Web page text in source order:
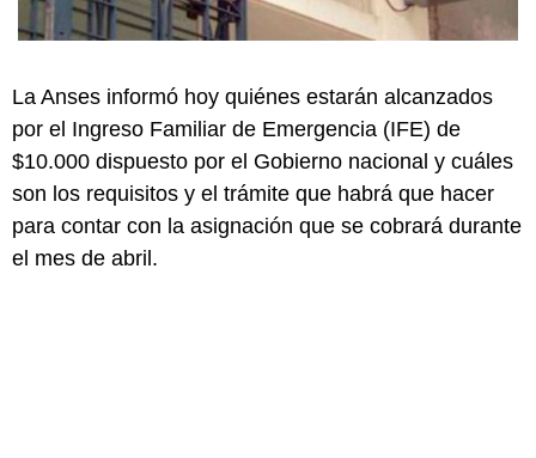
La Anses informó hoy quiénes estarán alcanzados
por el Ingreso Familiar de Emergencia (IFE) de
$10.000 dispuesto por el Gobierno nacional y cuáles
son los requisitos y el trámite que habrá que hacer
para contar con la asignación que se cobrará durante
el mes de abril.